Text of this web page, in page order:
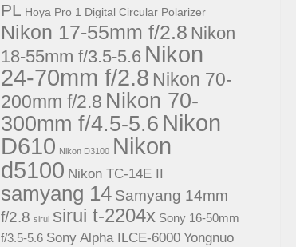
PL Hoya Pro 1 Digital Circular Polarizer
Nikon 17-55mm f/2.8 Nikon
18-55mm f/3.5-5.6 Nikon
24-70mm f/2.8 Nikon 70-
200mm f/2.8 Nikon 70-
300mm f/4.5-5.6 Nikon
D610 Nikon D3100 Nikon
d5100 Nikon TC-14E II
samyang 14 Samyang 14mm
f/2.8 sirui sirui t-2204x Sony 16-50mm
f/3.5-5.6 Sony Alpha ILCE-6000 Yongnuo